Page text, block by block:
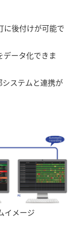
に後付けが可能で
データ化できま
ステムと連携が
イメージ